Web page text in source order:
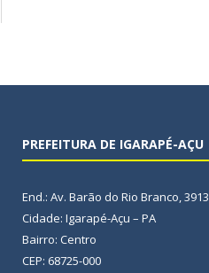
PREFEITURA DE IGARAPÉ-AÇU
End.: Av. Barão do Rio Branco, 3913
Cidade: Igarapé-Açu – PA
Bairro: Centro
CEP: 68725-000